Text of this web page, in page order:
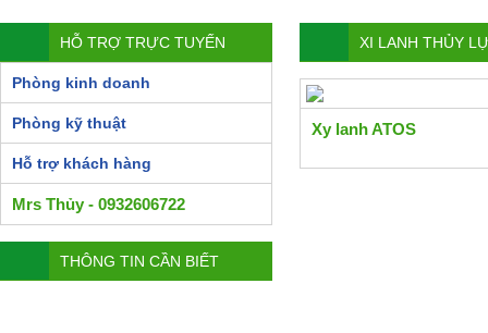
HỖ TRỢ TRỰC TUYẾN
Phòng kinh doanh
Phòng kỹ thuật
Hỗ trợ khách hàng
Mrs Thủy - 0932606722
THÔNG TIN CẦN BIẾT
XI LANH THỦY
Xy lanh ATOS